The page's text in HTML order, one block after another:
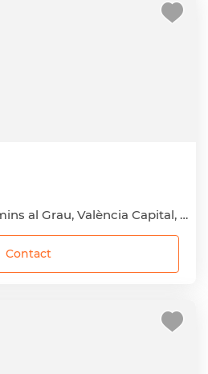
La Creu del Grau, Camins al Grau, València Capital, València
Contact